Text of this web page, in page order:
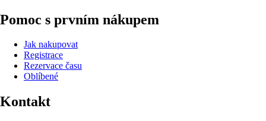
Pomoc s prvním nákupem
Jak nakupovat
Registrace
Rezervace času
Oblíbené
Kontakt